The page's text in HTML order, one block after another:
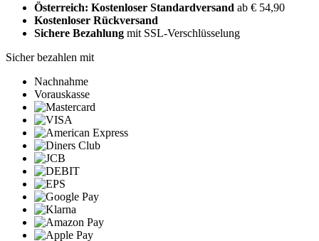
Österreich: Kostenloser Standardversand ab € 54,90
Kostenloser Rückversand
Sichere Bezahlung mit SSL-Verschlüsselung
Sicher bezahlen mit
Nachnahme
Vorauskasse